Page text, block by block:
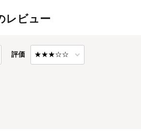
レビュー
評価